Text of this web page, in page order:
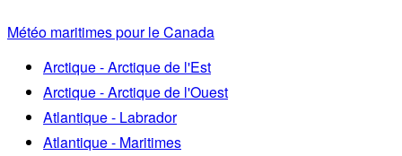
Météo maritimes pour le Canada
Arctique - Arctique de l'Est
Arctique - Arctique de l'Ouest
Atlantique - Labrador
Atlantique - Maritimes